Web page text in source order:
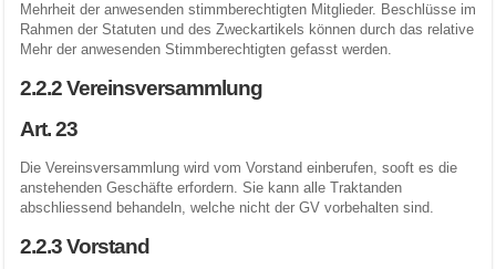
Mehrheit der anwesenden stimmberechtigten Mitglieder. Beschlüsse im
Rahmen der Statuten und des Zweckartikels können durch das relative
Mehr der anwesenden Stimmberechtigten gefasst werden.
2.2.2 Vereinsversammlung
Art. 23
Die Vereinsversammlung wird vom Vorstand einberufen, sooft es die
anstehenden Geschäfte erfordern. Sie kann alle Traktanden
abschliessend behandeln, welche nicht der GV vorbehalten sind.
2.2.3 Vorstand